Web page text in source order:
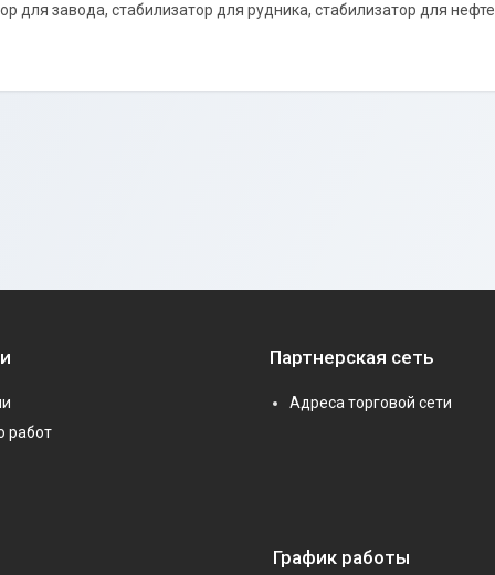
для завода, стабилизатор для рудника, стабилизатор для
работ
Партнерская сеть
Адреса торговой сети
График работы